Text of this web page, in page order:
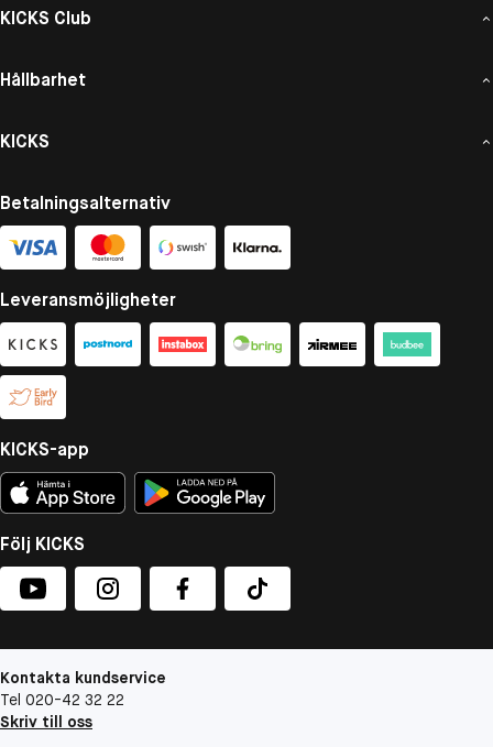
KICKS Club
Hållbarhet
KICKS
Betalningsalternativ
Leveransmöjligheter
KICKS-app
Följ KICKS
Kontakta kundservice
Tel 020-42 32 22
Skriv till oss